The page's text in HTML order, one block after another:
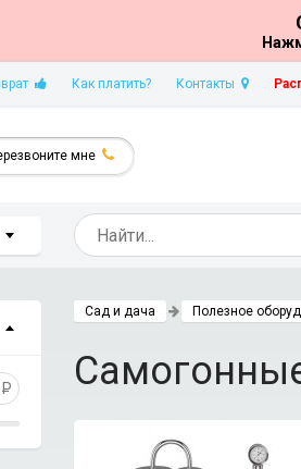
Как платить? Контакты
мне
P
Сад и дача Полезное